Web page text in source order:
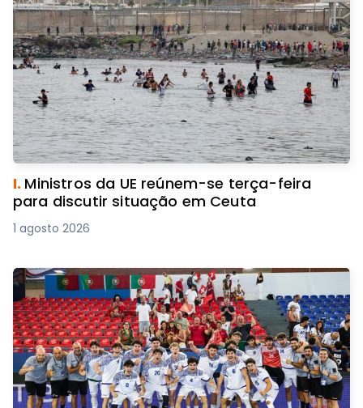
I. Ministros da UE reúnem-se terça-feira
para discutir situação em Ceuta
1 agosto 2026